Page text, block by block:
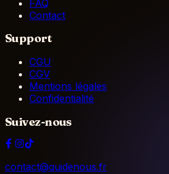
FAQ
Contact
Support
CGU
CGV
Mentions légales
Confidentialité
Suivez-nous
contact@quidenous.fr